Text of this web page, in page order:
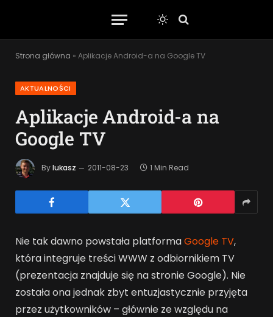
Strona główna » Aplikacje Android-a na Google TV
AKTUALNOŚCI
Aplikacje Android-a na
Google TV
Bylukasz 2011-08-23 1 Min Read
Nie tak dawno powstała platformaGoogle TV,
która integruje treści WWW z odbiornikiem TV
(prezentacja znajduje się na stronie Google). Nie
została ona jednak zbyt entuzjastycznie przyjęta
przez użytkowników – głównie ze względu na